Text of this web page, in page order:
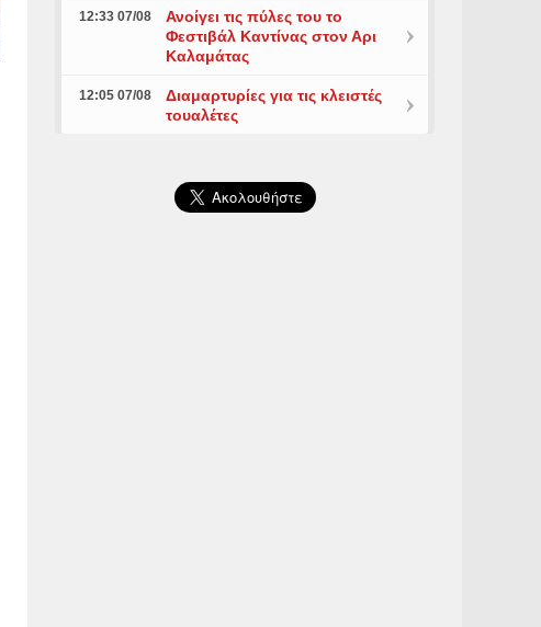
12:33 07/08
Ανοίγει τις πύλες του το
Φεστιβάλ Καντίνας στον Αρι
Καλαμάτας
12:05 07/08
Διαμαρτυρίες για τις κλειστές
τουαλέτες